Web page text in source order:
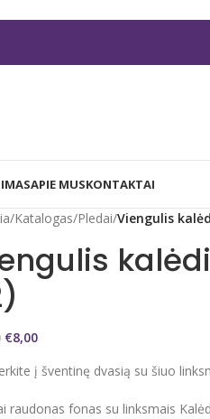
APIE MUSKONTAKTAI
/Katalogas/Pledai/Viengulis
€8,00
į šventinę dvasią su šiuo
raudonas fonas su linksmais